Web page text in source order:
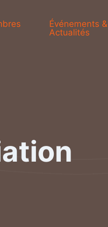
Événements &
Actualités